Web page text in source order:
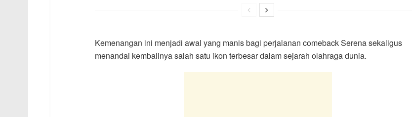
Kemenangan ini menjadi awal yang manis bagi perjalanan comeback Serena sekaligus
menandai kembalinya salah satu ikon terbesar dalam sejarah olahraga dunia.